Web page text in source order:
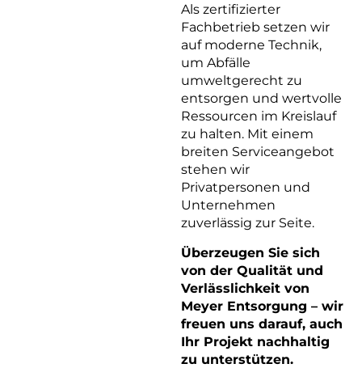
Als zertifizierter
Fachbetrieb setzen wir
auf moderne Technik,
um Abfälle
umweltgerecht zu
entsorgen und wertvolle
Ressourcen im Kreislauf
zu halten. Mit einem
breiten Serviceangebot
stehen wir
Privatpersonen und
Unternehmen
zuverlässig zur Seite.
Überzeugen Sie sich
von der Qualität und
Verlässlichkeit von
Meyer Entsorgung – wir
freuen uns darauf, auch
Ihr Projekt nachhaltig
zu unterstützen.